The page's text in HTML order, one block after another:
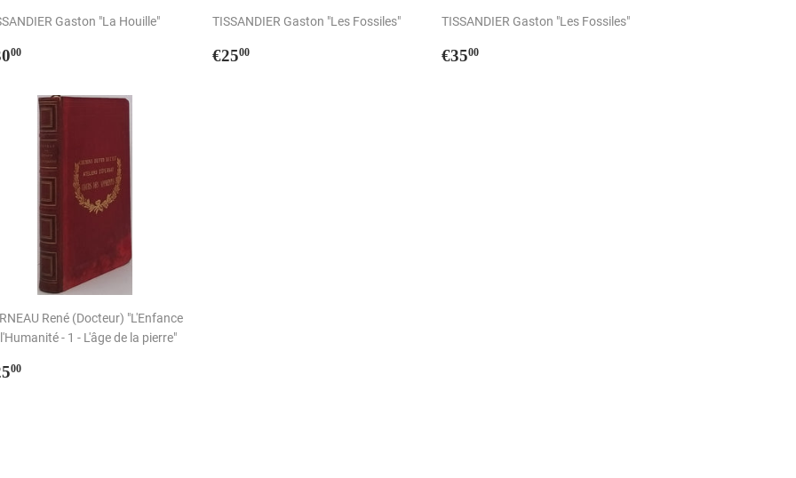
Gaston "La Houille"
00€30,00
TISSANDIER Gaston "Les Fossiles"
Prix
€2500
TISSANDIER Gaston "Les Fossiles"
Prix
€3500€35,00
René (Docteur) "L'Enfance
- 1 - L'âge de la pierre"
00€25,00